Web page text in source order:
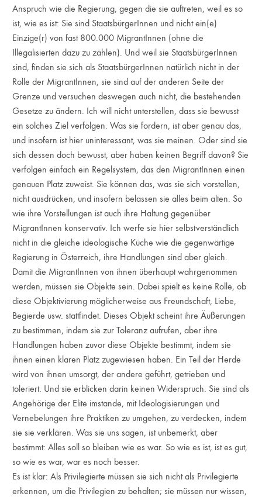
Anspruch wie die Regierung, gegen die sie auftreten, weil es so
ist, wie es ist: Sie sind StaatsbürgerInnen und nicht ein(e)
Einzige(r) von fast 800.000 MigrantInnen (ohne die
Illegalisierten dazu zu zählen). Und weil sie StaatsbürgerInnen
sind, finden sie sich als StaatsbürgerInnen natürlich nicht in der
Rolle der MigrantInnen, sie sind auf der anderen Seite der
Grenze und versuchen deswegen auch nicht, die bestehenden
Gesetze zu ändern. Ich will nicht unterstellen, dass sie bewusst
ein solches Ziel verfolgen. Was sie fordern, ist aber genau das,
und insofern ist hier uninteressant, was sie meinen. Oder sind sie
sich dessen doch bewusst, aber haben keinen Begriff davon? Sie
verfolgen einfach ein Regelsystem, das den MigrantInnen einen
genauen Platz zuweist. Sie können das, was sie sich vorstellen,
nicht ausdrücken, und insofern belassen sie alles beim alten. So
wie ihre Vorstellungen ist auch ihre Haltung gegenüber
MigrantInnen konservativ. Ich werfe sie hier selbstverständlich
nicht in die gleiche ideologische Küche wie die gegenwärtige
Regierung in Österreich, ihre Handlungen sind aber gleich.
Damit die MigrantInnen von ihnen überhaupt wahrgenommen
werden, müssen sie Objekte sein. Dabei spielt es keine Rolle, ob
diese Objektivierung möglicherweise aus Freundschaft, Liebe,
Begierde usw. stattfindet. Dieses Objekt scheint ihre Äußerungen
zu bestimmen, indem sie zur Toleranz aufrufen, aber ihre
Handlungen haben zuvor diese Objekte bestimmt, indem sie
ihnen einen klaren Platz zugewiesen haben. Ein Teil der Herde
wird von ihnen umsorgt, der andere geführt, getrieben und
toleriert. Und sie erblicken darin keinen Widerspruch. Sie sind als
Angehörige der Elite imstande, mit Ideologisierungen und
Vernebelungen ihre Praktiken zu umgehen, zu verdecken, indem
sie sie verklären. Was sie uns sagen, ist unbemerkt, aber
bestimmt: Alles soll so bleiben wie es war. So wie es ist, ist es gut,
so wie es war, war es noch besser.
Es ist klar: Als Privilegierte müssen sie sich nicht als Privilegierte
erkennen, um die Privilegien zu behalten; sie müssen nur wissen,